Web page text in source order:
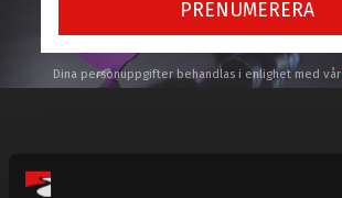
PRENUMERERA
Dina personuppgifter behandlas i enlighet med vår